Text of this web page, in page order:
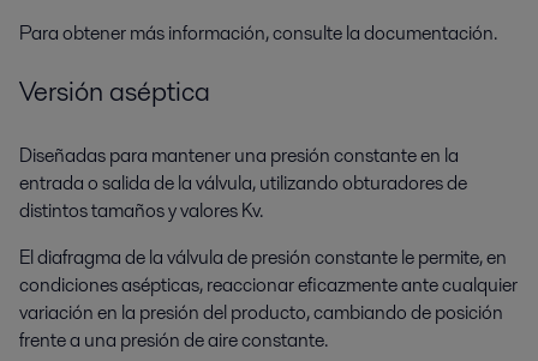
Para obtener más información, consulte la documentación.
Versión aséptica
Diseñadas para mantener una presión constante en la
entrada o salida de la válvula, utilizando obturadores de
distintos tamaños y valores Kv.
El diafragma de la válvula de presión constante le permite, en
condiciones asépticas, reaccionar eficazmente ante cualquier
variación en la presión del producto, cambiando de posición
frente a una presión de aire constante.